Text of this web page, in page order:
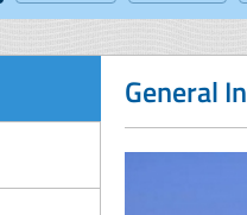
General